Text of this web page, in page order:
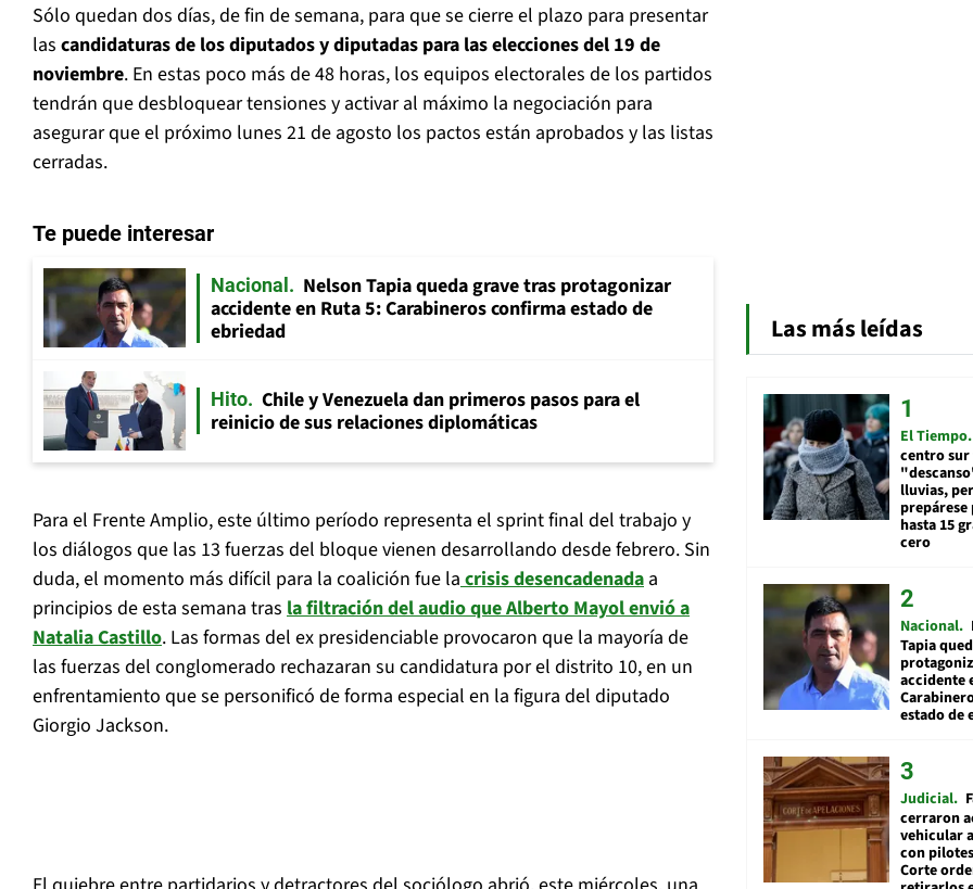
Sólo quedan dos días, de fin de semana, para que se cierre el plazo para presentar
las candidaturas de los diputados y diputadas para las elecciones del 19 de
noviembre. En estas poco más de 48 horas, los equipos electorales de los partidos
tendrán que desbloquear tensiones y activar al máximo la negociación para
asegurar que el próximo lunes 21 de agosto los pactos están aprobados y las listas
cerradas.
Te puede interesar
Nacional
Nelson Tapia queda grave tras protagonizar
accidente en Ruta 5: Carabineros confirma estado de
ebriedad
Hito
Chile y Venezuela dan primeros pasos para el
reinicio de sus relaciones diplomáticas
Para el Frente Amplio, este último período representa el sprint final del trabajo y
los diálogos que las 13 fuerzas del bloque vienen desarrollando desde febrero. Sin
duda, el momento más difícil para la coalición fue la crisis desencadenada a
principios de esta semana tras la filtración del audio que Alberto Mayol envió a
Natalia Castillo. Las formas del ex presidenciable provocaron que la mayoría de
las fuerzas del conglomerado rechazaran su candidatura por el distrito 10, en un
enfrentamiento que se personificó de forma especial en la figura del diputado
Giorgio Jackson.
Las más leídas
El Tiempo
centro
lluvias,
hasta 15
cero
Nacional
Tapia
accidente
estado de
Judicial
cerraron
vehicular
con
Corte